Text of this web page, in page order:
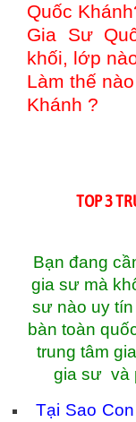
Quốc
Gia Sư
khối, lớp
Làm thế
Khánh ?
TOP 3
Bạn đang
gia sư mà
sưnào uy tín
bàn toàn
trung tâm
gia sư và
Tại Sao